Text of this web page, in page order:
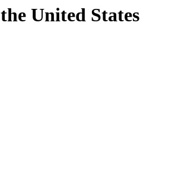
the United States